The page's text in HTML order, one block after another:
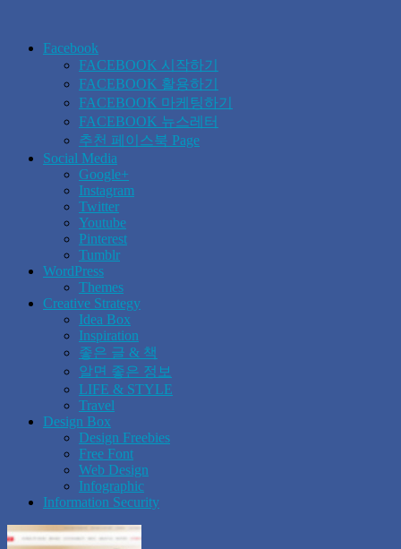
Facebook
FACEBOOK 시작하기
FACEBOOK 활용하기
FACEBOOK 마케팅하기
FACEBOOK 뉴스레터
추천 페이스북 Page
Social Media
Google+
Instagram
Twitter
Youtube
Pinterest
Tumblr
WordPress
Themes
Creative Strategy
Idea Box
Inspiration
좋은 글 & 책
알면 좋은 정보
LIFE & STYLE
Travel
Design Box
Design Freebies
Free Font
Web Design
Infographic
Information Security